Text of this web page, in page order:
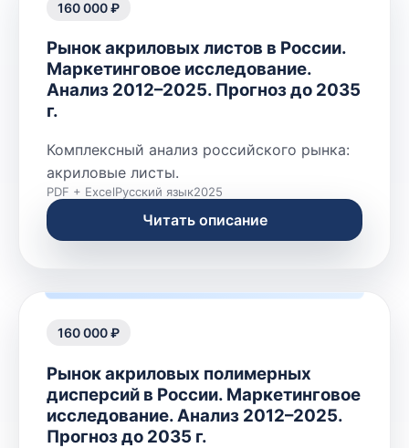
160 000 ₽
Рынок акриловых листов в России.
Маркетинговое исследование.
Анализ 2012–2025. Прогноз до 2035
г.
Комплексный анализ российского рынка:
акриловые листы.
PDF + ExcelРусский язык2025
Читать описание
160 000 ₽
Рынок акриловых полимерных
дисперсий в России. Маркетинговое
исследование. Анализ 2012–2025.
Прогноз до 2035 г.